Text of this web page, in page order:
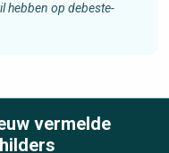
hebben op debeste-
vermelde